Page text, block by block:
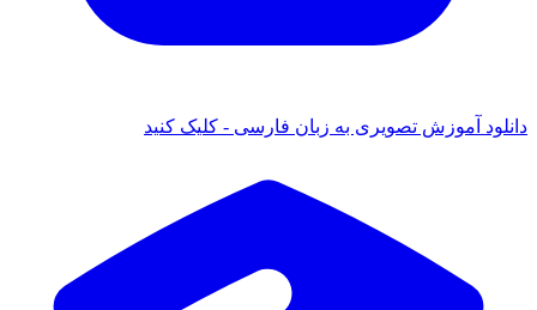
آموزش تصویری به زبان فارسی - کلیک کنید